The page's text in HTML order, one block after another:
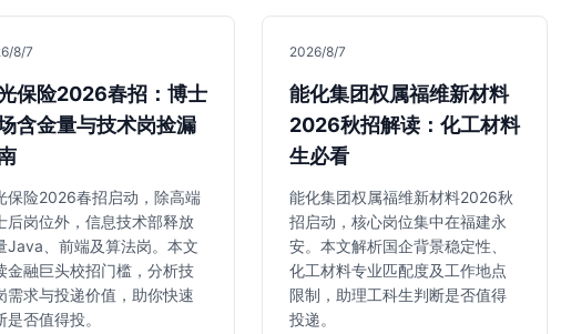
8/7
保险2026春招：博士
含金量与技术岗捡漏
保险2026春招启动，除高端
后岗位外，信息技术部释放
Java、前端及算法岗。本文
金融巨头校招门槛，分析技
需求与投递价值，助你快速
是否值得投。
2026/8/7
能化集团权属福维新材料
2026秋招解读：化工材料
生必看
能化集团权属福维新材料2026秋
招启动，核心岗位集中在福建永
安。本文解析国企背景稳定性、
化工材料专业匹配度及工作地点
限制，助理工科生判断是否值得
投递。